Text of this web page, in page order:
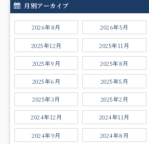
月別アーカイブ
2026年8月 2026年5月
2025年12月 2025年11月
2025年9月 2025年8月
2025年6月 2025年5月
2025年3月 2025年2月
2024年12月 2024年11月
2024年9月 2024年8月